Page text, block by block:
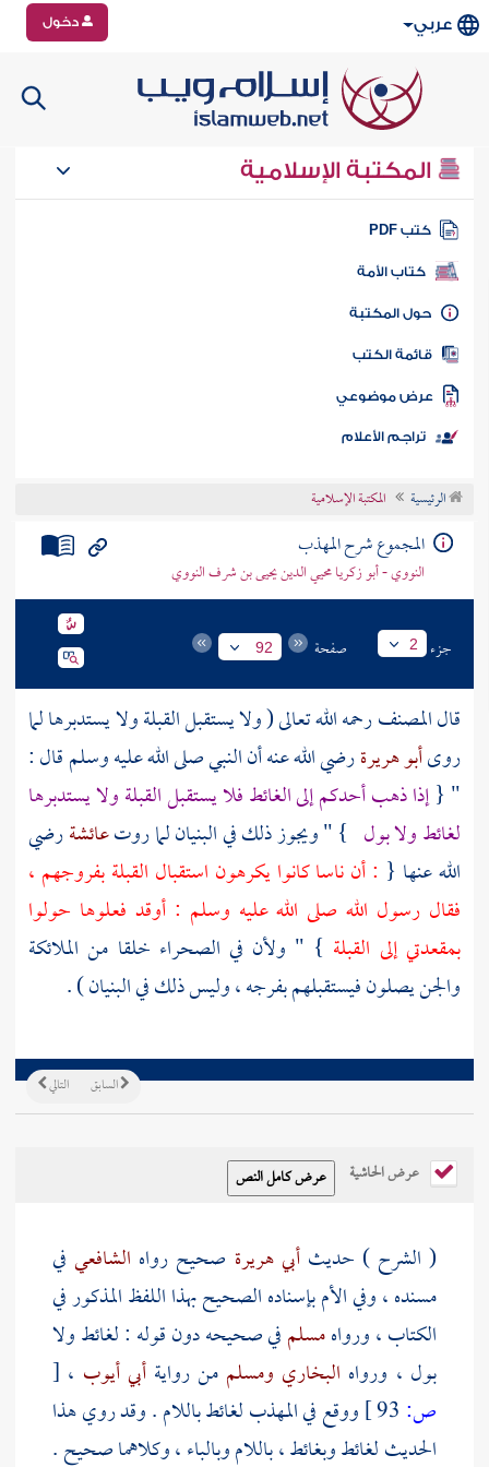
عربي دخول
المكتبة الإسلامية
كتب PDF
كتاب الأمة
المكتبة
الكتب
موضوعي
تراجم الأعلام
الرئيسية المكتبة الإسلامية
المجموع شرح المهذب
النووي - أبو زكريا محيي الدين يحيى بن شرف النووي
جزء 2 صفحة 92
قالالمصنفرحمه الله تعالى ( ولا يستقبل القبلة ولا يستدبرها لما
روىأبو هريرةرضي الله عنه أن النبي صلى الله عليه وسلم قال :
" {إذا ذهب أحدكم إلى الغائط فلا يستقبل القبلة ولا يستدبرها
لغائط ولا بول } " ويجوز ذلك في البنيان لما روتعائشةرضي
الله عنها { : أن ناسا كانوا يكرهون استقبال القبلة بفروجهم ،
فقال رسول الله صلى الله عليه وسلم : أوقد فعلوها حولوا
بمقعدتي إلى القبلة } " ولأن في الصحراء خلقا من الملائكة
والجن يصلون فيستقبلهم بفرجه ، وليس ذلك في البنيان ) .
التالي السابق
عرض الحاشية
( الشرح ) حديثأبي هريرة صحيح رواه الشافعي في
مسنده ، وفي الأم بإسناده الصحيح بهذا اللفظ المذكور في
الكتاب ، ورواهمسلمفي صحيحه دون قوله : لغائط ولا
بول ، ورواه البخاري ومسلم من روايةأبي أيوب ، [
ص:
ووقع في المهذب لغائط باللام . وقد روي هذا
الحديث لغائط وبغائط ، باللام وبالباء ، وكلاهما صحيح .